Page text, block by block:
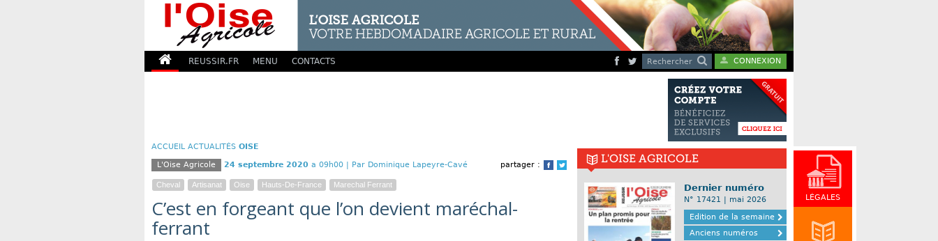
REUSSIR.FR MENU CONTACTS Rechercher CONNEXION
LÉGALES
ACCUEIL ACTUALITÉS OISE
partager :
Facebook
Twitter
L'Oise Agricole 24 septembre 2020 a 09h00 | Par Dominique Lapeyre-Cavé
Cheval Artisanat Oise Hauts-De-France Marechal Ferrant
C’est en forgeant que l’on devient maréchal-
ferrant
L'OISE AGRICOLE
Dernier numéro
N° 17421 | mai 2026
Edition de la semaine
Anciens numéros